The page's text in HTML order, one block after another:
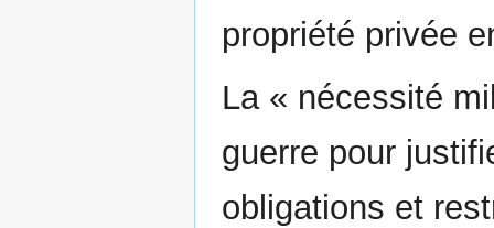
propriété privée
La « nécessité
guerre pour
obligations et